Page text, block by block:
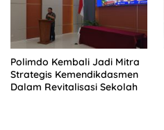
Polimdo Kembali Jadi Mitra
Strategis Kemendikdasmen
Dalam Revitalisasi Sekolah